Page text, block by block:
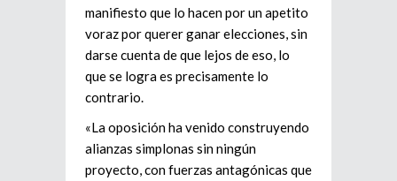
manifiesto que lo hacen por un apetito
voraz por querer ganar elecciones, sin
darse cuenta de que lejos de eso, lo
que se logra es precisamente lo
contrario.
«La oposición ha venido construyendo
alianzas simplonas sin ningún
proyecto, con fuerzas antagónicas que